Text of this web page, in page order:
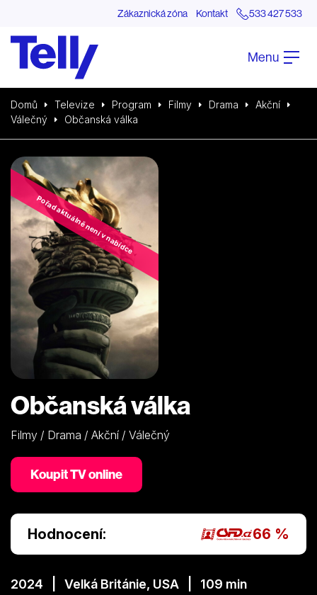
Zákaznická zóna Kontakt 533 427 533
Menu
Domů Televize Program Filmy Drama
Akční
Válečný
Občanská válka
Pořad aktuálně není v nabídce
Občanská válka
Filmy / Drama / Akční / Válečný
Koupit TV online
Hodnocení: 66 %
2024 | Velká Británie, USA | 109 min